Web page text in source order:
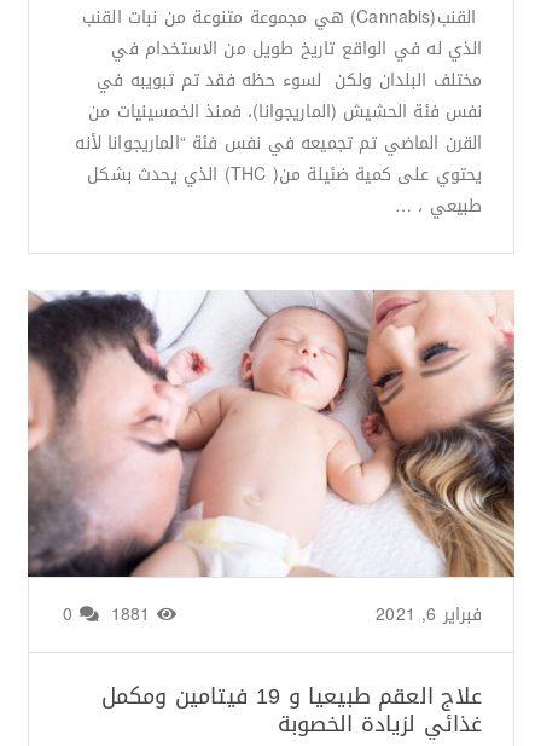
القنب(Cannabis) هي مجموعة متنوعة من نبات القنب
الذي له في الواقع تاريخ طويل من الاستخدام في
مختلف البلدان ولكن لسوء حظه فقد تم تبويبه في
نفس فئة الحشيش (الماريجوانا)، فمنذ الخمسينيات من
القرن الماضي تم تجميعه في نفس فئة “الماريجوانا لأنه
يحتوي على كمية ضئيلة من( THC) الذي يحدث بشكل
طبيعي ، …
من طرف فبراير 6, 2021
علاج العقم طبيعيا و 19 فيتامين ومكمل
غذائي لزيادة الخصوبة